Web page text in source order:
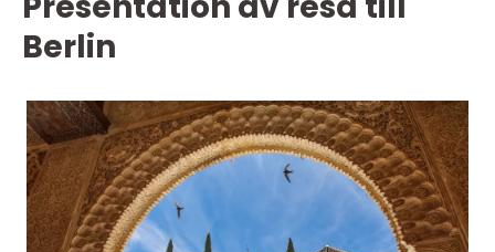
Berlin